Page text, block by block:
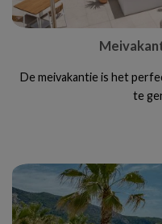
De meivakantie is het
te